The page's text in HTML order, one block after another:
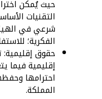
حيث يُمكن
التقنيات
شرعي في
الفكرية؛
حقوق
إقليمية فيما
احترامها
المملكة.